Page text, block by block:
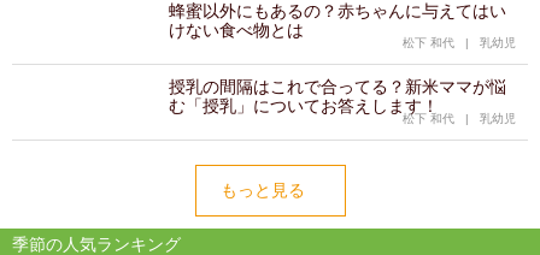
蜂蜜以外にもあるの？赤ちゃんに与えてはい
けない食べ物とは
松下 和代 | 乳幼児
授乳の間隔はこれで合ってる？新米ママが悩
む「授乳」についてお答えします！
松下 和代 | 乳幼児
もっと見る
季節の人気ランキング